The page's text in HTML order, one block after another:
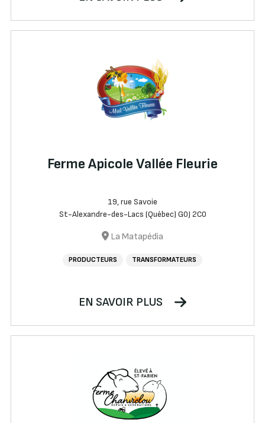
Ferme Apicole Vallée Fleurie
19, rue Savoie
St-Alexandre-des-Lacs (Québec) G0J 2C0
La Matapédia
PRODUCTEURS TRANSFORMATEURS
EN SAVOIR PLUS